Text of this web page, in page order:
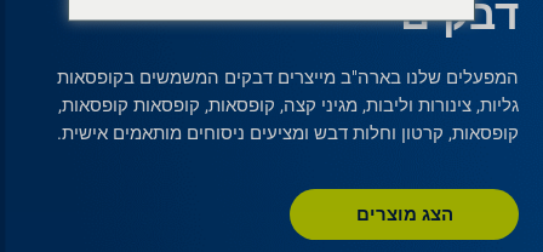
דבקים
המפעלים שלנו בארה"ב מייצרים דבקים המשמשים בקופסאות
גליות, צינורות וליבות, מגיני קצה, קופסאות, קופסאות קופסאות,
קופסאות, קרטון וחלות דבש ומציעים ניסוחים מותאמים אישית.
הצג מוצרים